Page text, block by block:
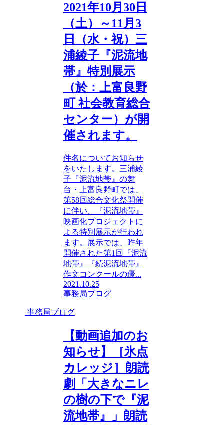
2021年10月30日
（土）～11月3
日（水・祝）三
浦綾子『泥流地
帯』特別展示
（於：上富良野
町 社会教育総合
センター）が開
催されます。
件名についてお知らせ
をいたします。三浦綾
子『泥流地帯』の舞
台・上富良野町では、
第58回総合文化祭開催
に伴い、『泥流地帯』
映画化プロジェクトに
よる特別展示が行われ
ます。展示では、昨年
開催された第1回『泥流
地帯』『続泥流地帯』
作文コンクールの優...
2021.10.25
事務局ブログ
事務局ブログ
【動画追加のお
知らせ】［氷点
カレッジ］朗読
劇「大きなニレ
の樹の下で『泥
流地帯』」朗読